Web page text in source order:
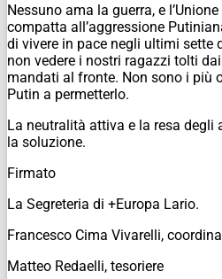
Nessuno ama la guerra, e
compatta all’aggressione
di vivere in pace negli ultimi sette
non vedere i nostri ragazzi tolti
mandati al fronte. Non sono i più
Putin a permetterlo.
La neutralità attiva e la resa degli
la soluzione.
Firmato
La Segreteria di +Europa Lario.
Francesco Cima Vivarelli,
Matteo Redaelli, tesoriere